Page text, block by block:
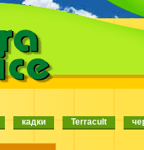
кадки Terracult